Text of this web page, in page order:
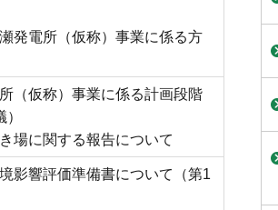
発電所（仮称）事業に係る方
（仮称）事業に係る計画段階
場に関する報告について
影響評価準備書について（第1